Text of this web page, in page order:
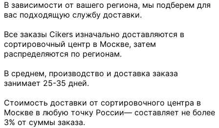
В зависимости от вашего региона, мы подберем для
вас подходящую службу доставки.
Все заказы Cikers изначально доставляются в
сортировочный центр в Москве, затем
распределяются по регионам.
В среднем, производство и доставка заказа
занимает 25-35 дней.
Стоимость доставки от сортировочного центра в
Москве в любую точку России— составляет не более
3% от суммы заказа.